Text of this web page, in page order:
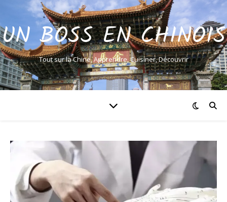
UN BOSS EN CHINOIS
Tout sur la Chine, Apprendre, Cuisiner, Découvrir